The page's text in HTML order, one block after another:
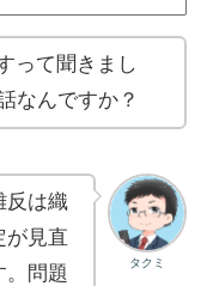
って聞きまし
なんですか？
タクミ
反は織
が見直
。問題